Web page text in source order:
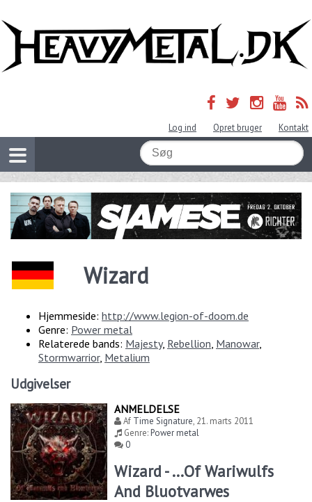
Log ind Opret bruger Kontakt
Wizard
Hjemmeside: http://www.legion-of-doom.de
Genre: Power metal
Relaterede bands: Majesty, Rebellion Manowar,
Stormwarrior, Metalium
Udgivelser
ANMELDELSE
Af Time Signature, 21. marts 2011
Genre:Power metal
0
Wizard - ...Of Wariwulfs
And Bluotvarwes